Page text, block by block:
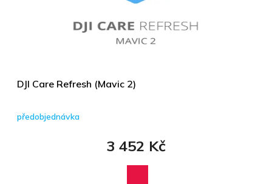
DJI Care Refresh (Mavic 2)
předobjednávka
3 452 Kč